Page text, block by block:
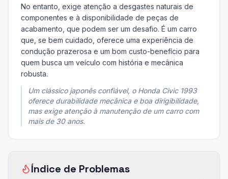
No entanto, exige atenção a desgastes naturais de
componentes e à disponibilidade de peças de
acabamento, que podem ser um desafio. É um carro
que, se bem cuidado, oferece uma experiência de
condução prazerosa e um bom custo-benefício para
quem busca um veículo com história e mecânica
robusta.
Um clássico japonês confiável, o Honda Civic 1993
oferece durabilidade mecânica e boa dirigibilidade,
mas exige atenção à manutenção de um carro com
mais de 30 anos.
Índice de Problemas